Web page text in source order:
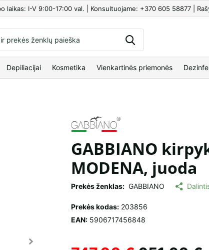
laikas: I-V 9:00-17:00 val. | Konsultuojame: +370 605 58877 |
Depiliacijai Kosmetika Vienkartinės priemonės
GABBIANO
MODENA, juoda
Prekės ženklas: GABBIANO
Prekės kodas:203856
EAN:5906717456848